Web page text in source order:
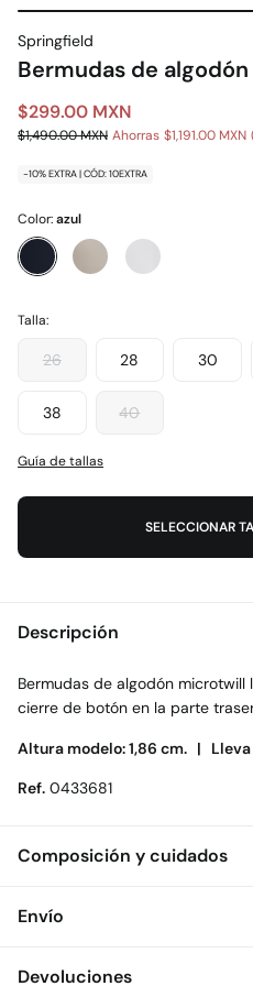
Springfield
Bermudas de
$299.00 MXN
$1,490.00 MXN Ahorras $1,191.00 MXN
-10% EXTRA | CÓD: 10EXTRA
Color:azul
Talla:
26 28 30
38 40
Guía de tallas
SELECCIONAR
Descripción
Bermudas de algodón microtwill
cierre de botón en la parte
Altura modelo: 1,86 cm. |
Ref. 0433681
Composición y cuidados
Composición
Envío
Envío a tienda: 2-5 días.
Devoluciones